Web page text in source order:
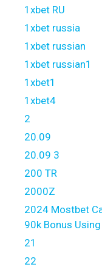
1xbet RU
1xbet russia
1xbet russian
1xbet russian1
1xbet1
1xbet4
2
20.09
20.09 3
200 TR
2000Z
2024 Mostbet
90k Bonus
21
22